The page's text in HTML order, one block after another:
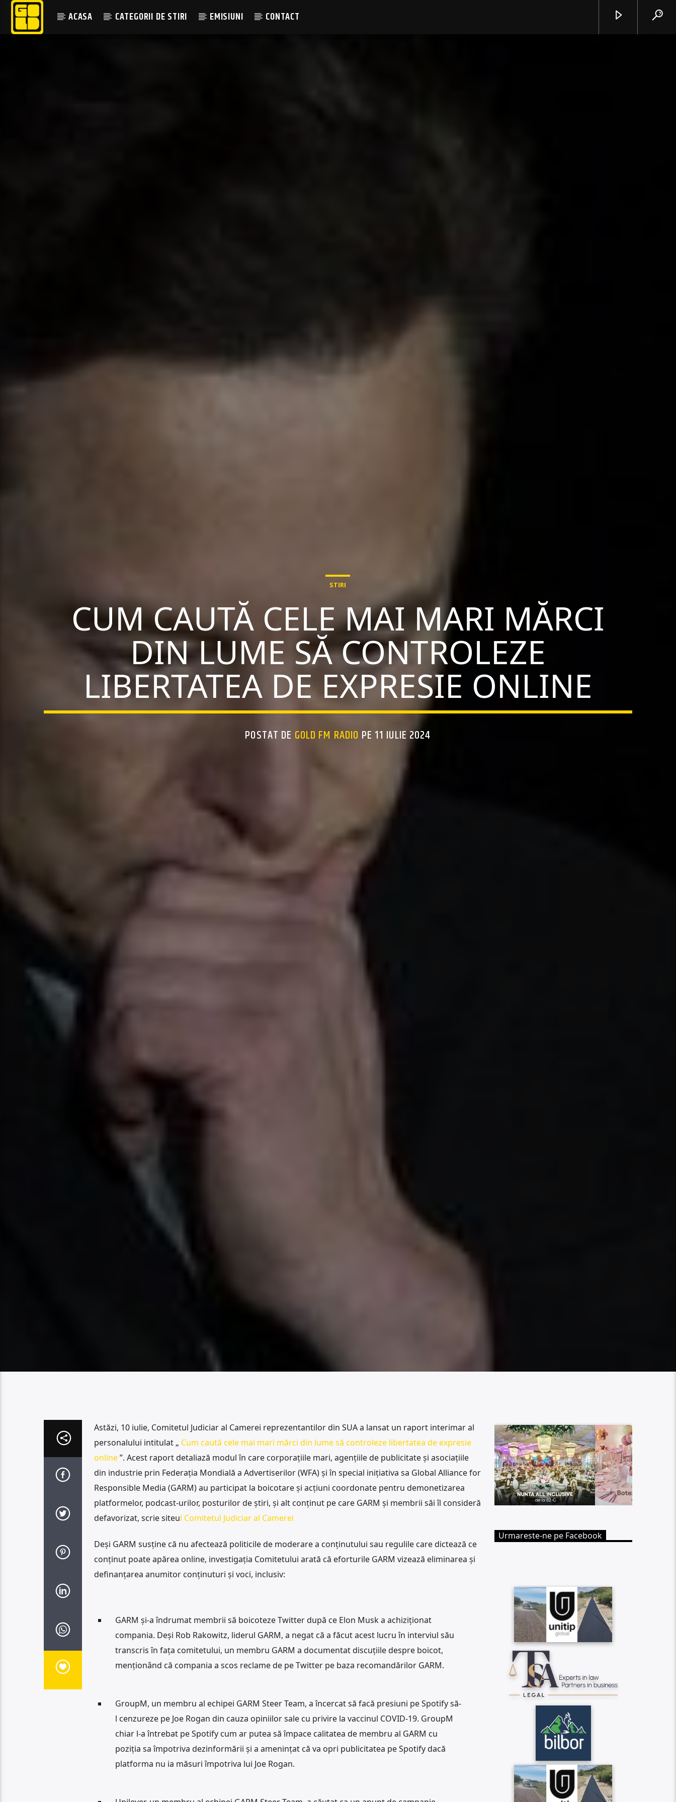
ACASA CATEGORII DE STIRI EMISIUNI CONTACT
STIRI
CUM CAUTĂ CELE MAI MARI MĂRCI
DIN LUME SĂ CONTROLEZE
LIBERTATEA DE EXPRESIE ONLINE
POSTAT DE GOLD FM RADIO PE 11 IULIE 2024
Astăzi, 10 iulie, Comitetul Judiciar al Camerei reprezentantilor din SUA a lansat un raport interimar al
personalului intitulat „ Cum caută cele mai mari mărci din lume să controleze libertatea de expresie
online”. Acest raport detaliază modul în care corporațiile mari, agențiile de publicitate și asociațiile
din industrie prin Federația Mondială a Advertiserilor (WFA) și în special inițiativa sa Global Alliance for
Responsible Media (GARM) au participat la boicotare și acțiuni coordonate pentru demonetizarea
platformelor, podcast-urilor, posturilor de știri, și alt conținut pe care GARM și membrii săi îl consideră
defavorizat, scrie siteul Comitetul Judiciar al Camerei
Deși GARM susține că nu afectează politicile de moderare a conținutului sau regulile care dictează ce
conținut poate apărea online, investigația Comitetului arată că eforturile GARM vizează eliminarea și
definanțarea anumitor conținuturi și voci, inclusiv:
GARM și-a îndrumat membrii să boicoteze Twitter după ce Elon Musk a achiziționat
compania. Deși Rob Rakowitz, liderul GARM, a negat că a făcut acest lucru în interviul său
transcris în fața comitetului, un membru GARM a documentat discuțiile despre boicot,
menționând că compania a scos reclame de pe Twitter pe baza recomandărilor GARM.
GroupM, un membru al echipei GARM Steer Team, a încercat să facă presiuni pe Spotify să-
l cenzureze pe Joe Rogan din cauza opiniilor sale cu privire la vaccinul COVID-19. GroupM
chiar l-a întrebat pe Spotify cum ar putea să împace calitatea de membru al GARM cu
poziția sa împotriva dezinformării și a amenințat că va opri publicitatea pe Spotify dacă
platforma nu ia măsuri împotriva lui Joe Rogan.
Urmareste-ne pe Facebook